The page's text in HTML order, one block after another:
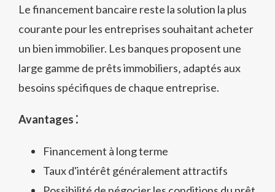
Le financement bancaire reste la solution la plus
courante pour les entreprises souhaitant acheter
un bien immobilier. Les banques proposent une
large gamme de prêts immobiliers‚ adaptés aux
besoins spécifiques de chaque entreprise.
Avantages ⁚
Financement à long terme
Taux d'intérêt généralement attractifs